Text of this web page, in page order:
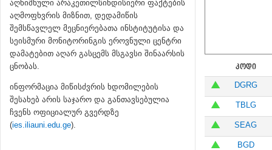
აღნიშნული არაკეთილსინდისიერი ფაქტების
აღმოფხვრის მიზნით, დედამიწის
შემსწავლელ მეცნიერებათა ინსტიტუტისა და
სეისმური მონიტორინგის ეროვნული ცენტრი
დამატებით აღარ გასცემს მსგავსი შინაარსის
ცნობას.
ინფორმაცია მიწისძვრის ხდომილების
შესახებ არის საჯარო და განთავსებულია
ჩვენს ოფიციალურ გვერდზე
(ies.iliauni.edu.ge).
ᲙᲝᲓᲘ
DGRG
TBLG
SEAG
BGD